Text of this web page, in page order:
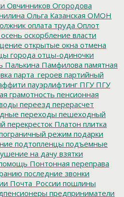
Овчинников Огородова
Ольга Казанская ОМОН
оплата труда Оплот
осень оскорбление власти
открытые окна отмена
города отцы-одиночки
Палькина Памфилова памятная
парта_героев партийный
пауэрлифтинг ПГУПГУ
грамотность пенсионная
переезд перерасчет
переходы пешеходный
перекресток Платон плитка
режим подарки
подтопленцы подъемные
на дачу взятки
Понтонная переправа
последние звонки
Почта_России пошлины
предприниматели